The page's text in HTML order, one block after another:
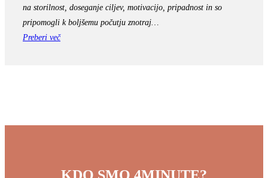
na storilnost, doseganje ciljev, motivacijo, pripadnost in so
pripomogli k boljšemu počutju znotraj…
Preberi več